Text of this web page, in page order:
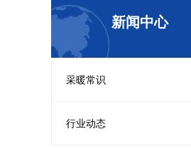
新闻中心
采暖常识
行业动态